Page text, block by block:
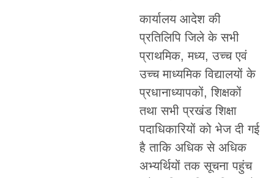
कार्यालय आदेश की
प्रतिलिपि जिले के सभी
प्राथमिक, मध्य, उच्च एवं
उच्च माध्यमिक विद्यालयों के
प्रधानाध्यापकों, शिक्षकों
तथा सभी प्रखंड शिक्षा
पदाधिकारियों को भेज दी गई
है ताकि अधिक से अधिक
अभ्यर्थियों तक सूचना पहुंच